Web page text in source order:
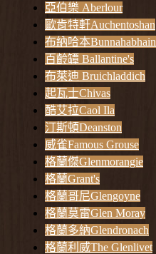
亞伯樂 Aberlour
歐肯特軒Auchentoshan
布納哈本Bunnahabhain
百齡罈 Ballantine's
布萊迪 Bruichladdich
起瓦士Chivas
酷艾拉Caol Ila
汀斯頓Deanston
威雀Famous Grouse
格蘭傑Glenmorangie
格蘭Grant's
格蘭哥尼Glengoyne
格蘭莫雷Glen Moray
格蘭多納Glendronach
格蘭利威The Glenlivet